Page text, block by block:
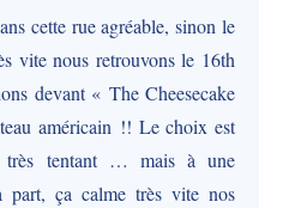
cette rue agréable, sinon le
vite nous retrouvons le 16th
devant « The Cheesecake
américain !! Le choix est
très tentant … mais à une
part, ça calme très vite nos